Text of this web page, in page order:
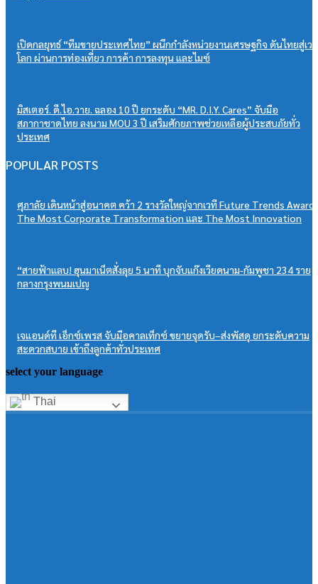
เปิดกลยุทธ์ “ทีมขายประเทศไทย” ผนึกกำลังหน่วยงานเศรษฐกิจ ดันไทยสู่เวที
โลก ผ่านการท่องเที่ยว การค้า การลงทุน และไมซ์
มิสเตอร์. ดี.ไอ.วาย. ฉลอง 10 ปี ยกระดับ “MR. D.I.Y. Cares” จับมือ
สภากาชาดไทย ลงนาม MOU 3 ปี เสริมศักยภาพช่วยเหลือผู้ประสบภัยทั่ว
ประเทศ
POPULAR POSTS
ศุภาลัย เดินหน้าสู่อนาคต คว้า 2 รางวัลใหญ่จากเวที Future Trends
The Most Corporate Transformation และ The Most Innovation
“สายฟ้าแลบ! ฮุนมาเน็ตสั่งลุย 5 นาที บุกจับแก๊งเวียดนาม-กัมพูชา 234 ราย
กลางกรุงพนมเปญ
เจแอนด์ที เอ็กซ์เพรส จับมือคาลเท็กซ์ ขยายจุดรับ–ส่งพัสดุ ยกระดับความ
สะดวกสบาย เข้าถึงลูกค้าทั่วประเทศ
select your language
Thai